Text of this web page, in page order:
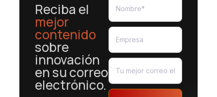
Reciba el
mejor
contenido
sobre
innovación
en su correo
electrónico.